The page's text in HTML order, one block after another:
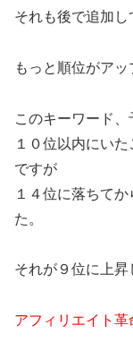
それも後で追加し
もっと順位がアッ
このキーワード
１０位以内にい
ですが
１４位に落ちて
た。
それが９位に上昇
アフィリエイト革